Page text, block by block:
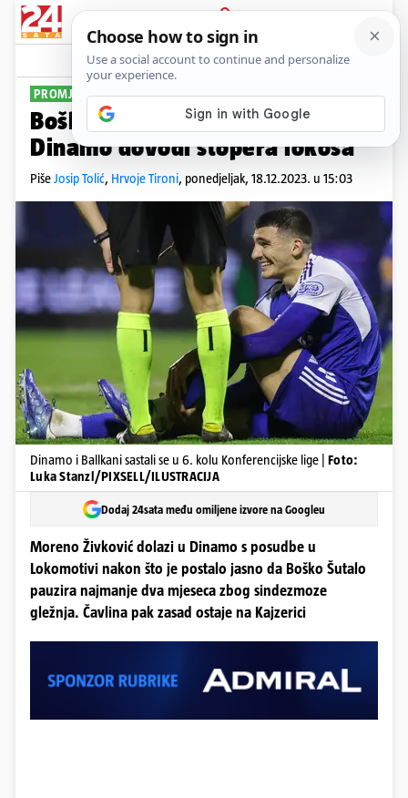
PRIJAVA
Sport Komentari
PROMJENE U KADRU
Boško Šutalo teže je ozlijeđen,
Dinamo dovodi stopera lokosa
PišeJosip Tolić, Hrvoje Tironi, ponedjeljak, 18.12.2023. u 15:03
Dinamo i Ballkani sastali se u 6. kolu Konferencijske lige | Foto:
Luka Stanzl/PIXSELL/ILUSTRACIJA
Dodaj 24sata među omiljene izvore na Googleu
Moreno Živković dolazi u Dinamo s posudbe u
Lokomotivi nakon što je postalo jasno da Boško Šutalo
pauzira najmanje dva mjeseca zbog sindezmoze
gležnja. Čavlina pak zasad ostaje na Kajzerici